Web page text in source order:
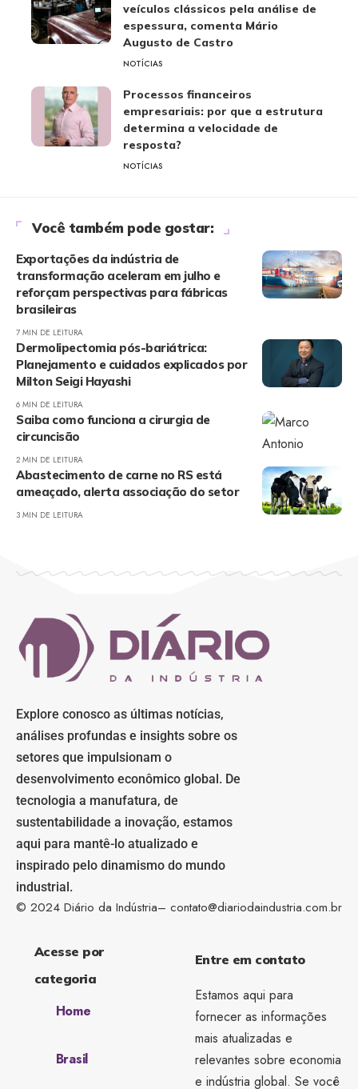
veículos clássicos pela análise de
espessura, comenta Mário
Augusto de Castro
NOTÍCIAS
Processos financeiros
empresariais: por que a estrutura
determina a velocidade de
resposta?
NOTÍCIAS
Você também pode gostar:
Exportações da indústria de
transformação aceleram em julho e
reforçam perspectivas para fábricas
brasileiras
7 MIN DE LEITURA
Dermolipectomia pós-bariátrica:
Planejamento e cuidados explicados por
Milton Seigi Hayashi
6 MIN DE LEITURA
Saiba como funciona a cirurgia de
circuncisão
2 MIN DE LEITURA
Abastecimento de carne no RS está
ameaçado, alerta associação do setor
3 MIN DE LEITURA
Explore conosco as últimas notícias,
análises profundas e insights sobre os
setores que impulsionam o
desenvolvimento econômico global. De
tecnologia a manufatura, de
sustentabilidade a inovação, estamos
aqui para mantê-lo atualizado e
inspirado pelo dinamismo do mundo
industrial.
© 2024 Diário da Indústria– contato@diariodaindustria.com.br
Acesse por
categoria
Home
Brasil
Entre em contato
Estamos aqui para
fornecer as informações
mais atualizadas e
relevantes sobre economia
e indústria global. Se você